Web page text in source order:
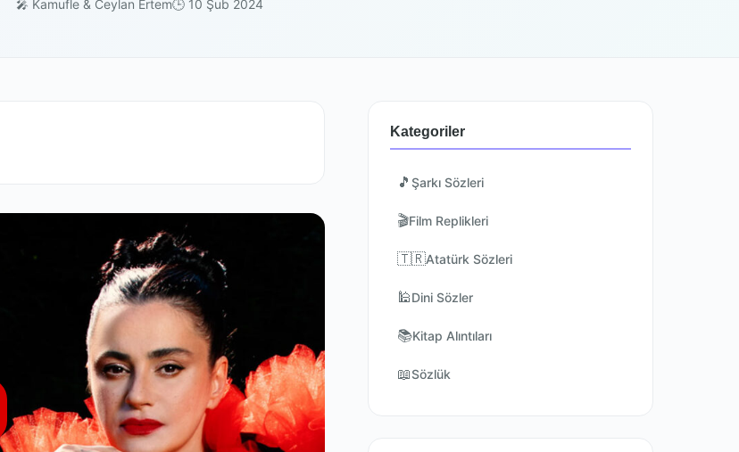
🎤 Kamufle & Ceylan Ertem🕒 10 Şub 2024
Kategoriler
🎵 Şarkı Sözleri
🎬Film Replikleri
🇹🇷Atatürk Sözleri
🕌Dini Sözler
📚Kitap Alıntıları
📖Sözlük